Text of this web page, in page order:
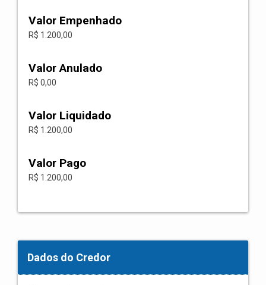
Valor Empenhado
R$ 1.200,00
Valor Anulado
R$ 0,00
Valor Liquidado
R$ 1.200,00
Valor Pago
R$ 1.200,00
Dados do Credor